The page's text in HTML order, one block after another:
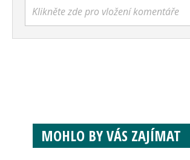
Klikněte zde pro vložení komentáře
MOHLO BY VÁS ZAJÍMAT